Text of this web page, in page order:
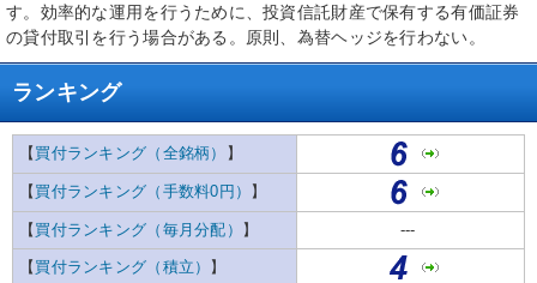
す。効率的な運用を行うために、投資信託財産で保有する有価証券
の貸付取引を行う場合がある。原則、為替ヘッジを行わない。
ランキング
【 買付ランキング（全銘柄） 】
【 買付ランキング（手数料0円） 】
【 買付ランキング（毎月分配） 】 ---
【 買付ランキング（積立） 】